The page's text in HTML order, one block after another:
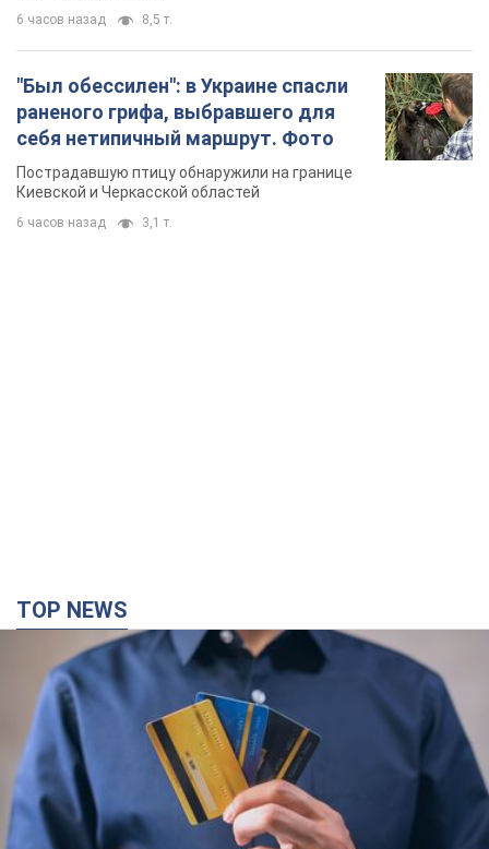
6 часов назад 8,5 т.
"Был обессилен": в Украине спасли
раненого грифа, выбравшего для
себя нетипичный маршрут. Фото
Пострадавшую птицу обнаружили на границе
Киевской и Черкасской областей
6 часов назад 3,1 т.
TOP NEWS